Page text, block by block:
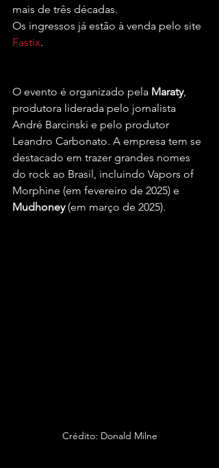
mais de três décadas.
Os ingressos já estão à venda pelo site
Fastix.
O evento é organizado pela Maraty,
produtora liderada pelo jornalista
André Barcinski e pelo produtor
Leandro Carbonato. A empresa tem se
destacado em trazer grandes nomes
do rock ao Brasil, incluindo Vapors of
Morphine (em fevereiro de 2025) e
Mudhoney (em março de 2025).
Crédito: Donald Milne